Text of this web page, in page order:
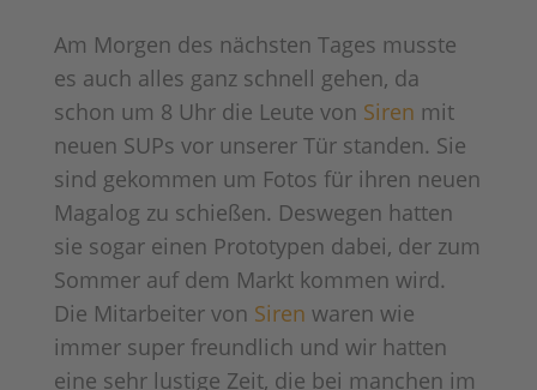
Am Morgen des nächsten Tages musste
es auch alles ganz schnell gehen, da
schon um 8 Uhr die Leute von Siren mit
neuen SUPs vor unserer Tür standen. Sie
sind gekommen um Fotos für ihren neuen
Magalog zu schießen. Deswegen hatten
sie sogar einen Prototypen dabei, der zum
Sommer auf dem Markt kommen wird.
Die Mitarbeiter von Siren waren wie
immer super freundlich und wir hatten
eine sehr lustige Zeit, die bei manchen im